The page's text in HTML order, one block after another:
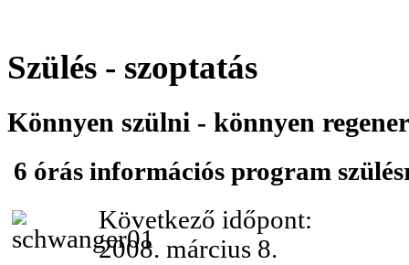
Szülés - szoptatás
Könnyen szülni - könnyen
6 órás információs program
Következő időpont:
2008. március 8.